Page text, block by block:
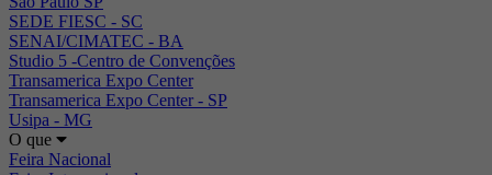
SEDE FIESC - SC
SENAI/CIMATEC - BA
Studio 5 -Centro de Convenções
Transamerica Expo Center
Transamerica Expo Center - SP
Usipa - MG
O que
Feira Nacional